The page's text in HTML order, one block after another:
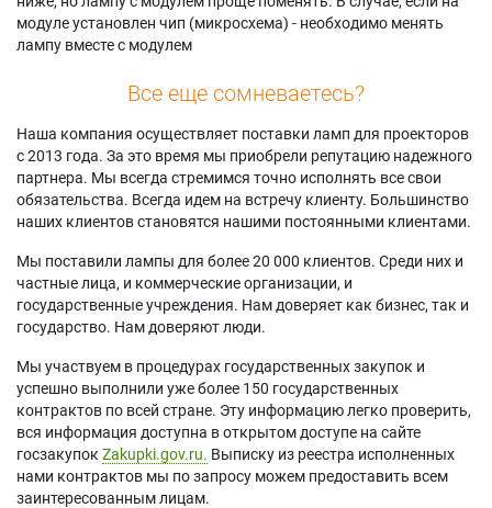
модуле установлен чип (микросхема) - необходимо менять
лампу вместе с модулем
Все еще сомневаетесь?
Наша компания осуществляет поставки ламп для проекторов
с 2013 года. За это время мы приобрели репутацию надежного
партнера. Мы всегда стремимся точно исполнять все свои
обязательства. Всегда идем на встречу клиенту. Большинство
наших клиентов становятся нашими постоянными клиентами.
Мы поставили лампы для более 20 000 клиентов. Среди них и
частные лица, и коммерческие организации, и
государственные учреждения. Нам доверяет как бизнес, так и
государство. Нам доверяют люди.
Мы участвуем в процедурах государственных закупок и
успешно выполнили уже более 150 государственных
контрактов по всей стране. Эту информацию легко проверить,
вся информация доступна в открытом доступе на сайте
госзакупок Zakupki.gov.ru. Выписку из реестра исполненных
нами контрактов мы по запросу можем предоставить всем
заинтересованным лицам.